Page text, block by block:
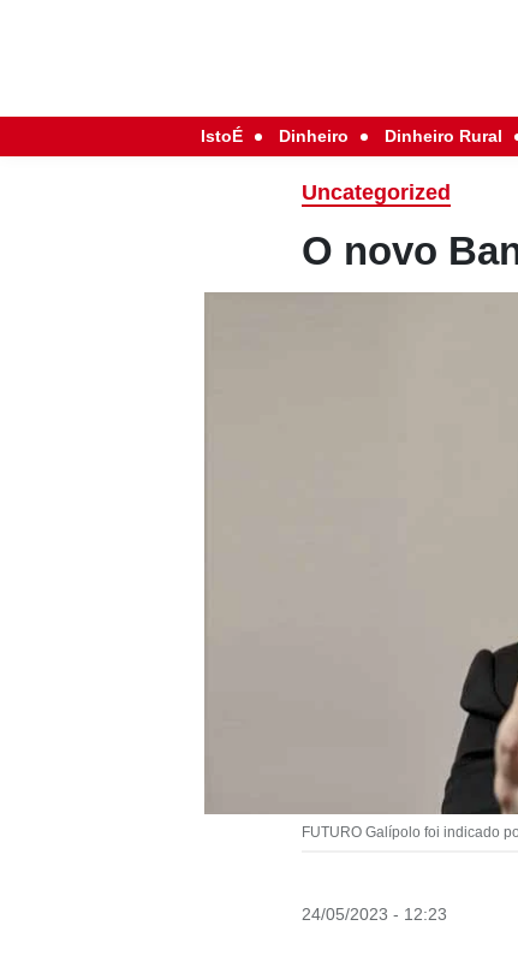
IstoÉ Dinheiro Dinheiro Rural
Uncategorized
O novo
FUTURO Galípolo foi indicado
24/05/2023 - 12:23